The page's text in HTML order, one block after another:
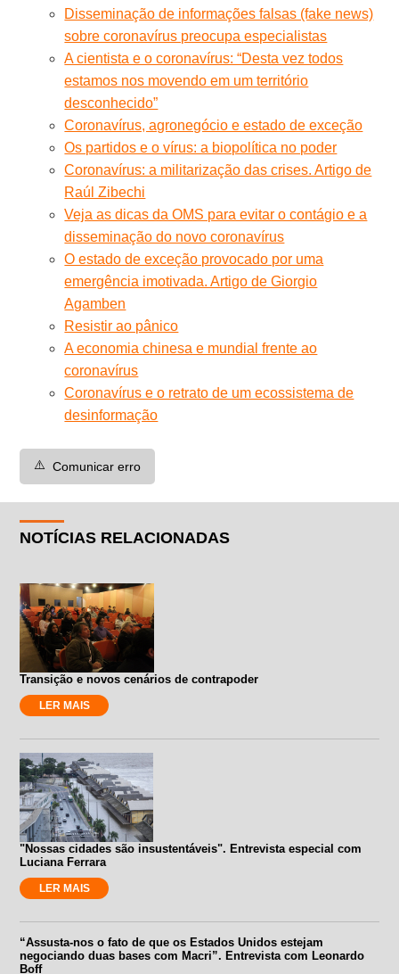
Disseminação de informações falsas (fake news)
sobre coronavírus preocupa especialistas
A cientista e o coronavírus: “Desta vez todos
estamos nos movendo em um território
desconhecido”
Coronavírus, agronegócio e estado de exceção
Os partidos e o vírus: a biopolítica no poder
Coronavírus: a militarização das crises. Artigo de
Raúl Zibechi
Veja as dicas da OMS para evitar o contágio e a
disseminação do novo coronavírus
O estado de exceção provocado por uma
emergência imotivada. Artigo de Giorgio
Agamben
Resistir ao pânico
A economia chinesa e mundial frente ao
coronavírus
Coronavírus e o retrato de um ecossistema de
desinformação
⚠️ Comunicar erro
NOTÍCIAS RELACIONADAS
Transição e novos cenários de contrapoder
LER MAIS
"Nossas cidades são insustentáveis". Entrevista especial com
Luciana Ferrara
LER MAIS
“Assusta-nos o fato de que os Estados Unidos estejam
negociando duas bases com Macri”. Entrevista com Leonardo
Boff